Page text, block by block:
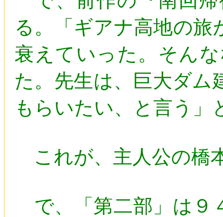
る。「ギアナ高地の
衰えていった。そん
た。先生は、巨大ダム
もらいたい、と言う」
これが、主人公の橋
で、「第二部」は９